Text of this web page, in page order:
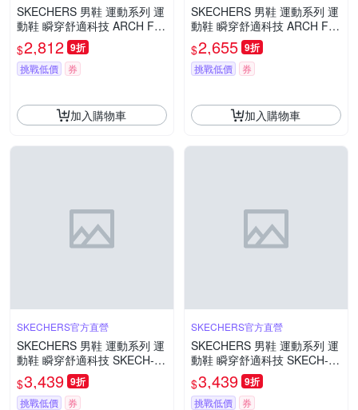
SKECHERS 男鞋 運動系列 運
動鞋 瞬穿舒適科技 ARCH FIT
GLIDE-STEP WAVE - 233194
NVLM
$2,812 9折
挑戰低價 券
加入購物車
SKECHERS 男鞋 運動系列 運
動鞋 瞬穿舒適科技 ARCH FIT
2.0 - 232713GYBL
$2,655 9折
挑戰低價 券
加入購物車
SKECHERS官方直營
SKECHERS 男鞋 運動系列 運
動鞋 瞬穿舒適科技 SKECH-G
EL - 233331GYCC
$3,439 9折
挑戰低價 券
SKECHERS官方直營
SKECHERS 男鞋 運動系列 運
動鞋 瞬穿舒適科技 SKECH-G
EL - 233331NTBK
$3,439 9折
挑戰低價 券